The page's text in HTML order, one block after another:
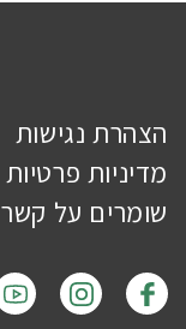
הצהרת נגישות
מדיניות פרטיות
שומרים על קשר